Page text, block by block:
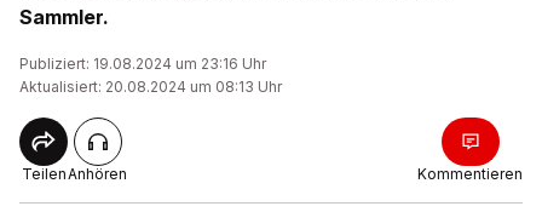
Sammler.
Publiziert: 19.08.2024 um 23:16 Uhr
Aktualisiert: 20.08.2024 um 08:13 Uhr
TeilenAnhören Kommentieren